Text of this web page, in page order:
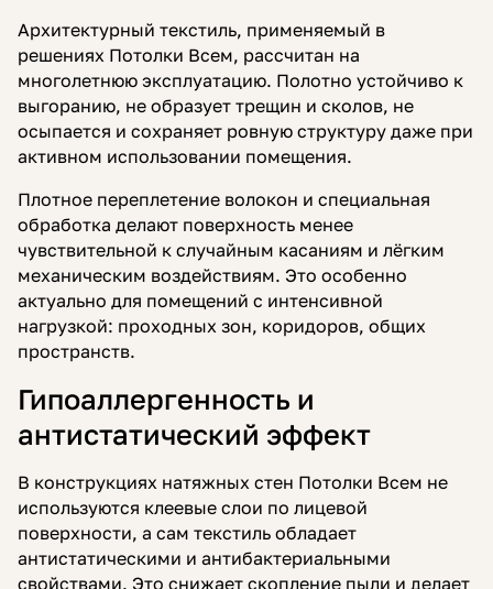
Архитектурный текстиль, применяемый в
решениях Потолки Всем, рассчитан на
многолетнюю эксплуатацию. Полотно устойчиво к
выгоранию, не образует трещин и сколов, не
осыпается и сохраняет ровную структуру даже при
активном использовании помещения.
Плотное переплетение волокон и специальная
обработка делают поверхность менее
чувствительной к случайным касаниям и лёгким
механическим воздействиям. Это особенно
актуально для помещений с интенсивной
нагрузкой: проходных зон, коридоров, общих
пространств.
Гипоаллергенность и
антистатический эффект
В конструкциях натяжных стен Потолки Всем не
используются клеевые слои по лицевой
поверхности, а сам текстиль обладает
антистатическими и антибактериальными
свойствами. Это снижает скопление пыли и делает